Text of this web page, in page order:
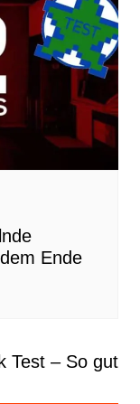
Ende
Test – So gut